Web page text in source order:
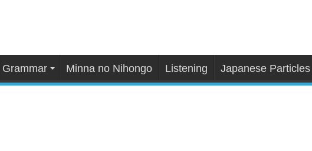
Grammar Minna no Nihongo Listening Japanese Particles